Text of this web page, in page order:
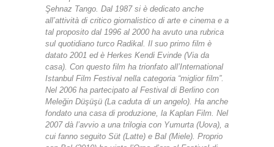
Şehnaz Tango. Dal 1987 si è dedicato anche
all’attività di critico giornalistico di arte e cinema e a
tal proposito dal 1996 al 2000 ha avuto una rubrica
sul quotidiano turco Radikal. Il suo primo film è
datato 2001 ed è Herkes Kendi Evinde (Via da
casa). Con questo film ha trionfato all’International
Istanbul Film Festival nella categoria “miglior film”.
Nel 2006 ha partecipato al Festival di Berlino con
Meleğin Düşüşü (La caduta di un angelo). Ha anche
fondato una casa di produzione, la Kaplan Film. Nel
2007 dà l’avvio a una trilogia con Yumurta (Uova), a
cui fanno seguito Süt (Latte) e Bal (Miele). Proprio